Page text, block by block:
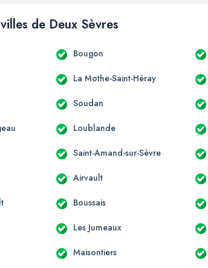
de Deux Sèvres
Bougon
La Mothe-Saint-Héray
Soudan
Loublande
Saint-Amand-sur-Sèvre
Airvault
Boussais
Les Jumeaux
Maisontiers